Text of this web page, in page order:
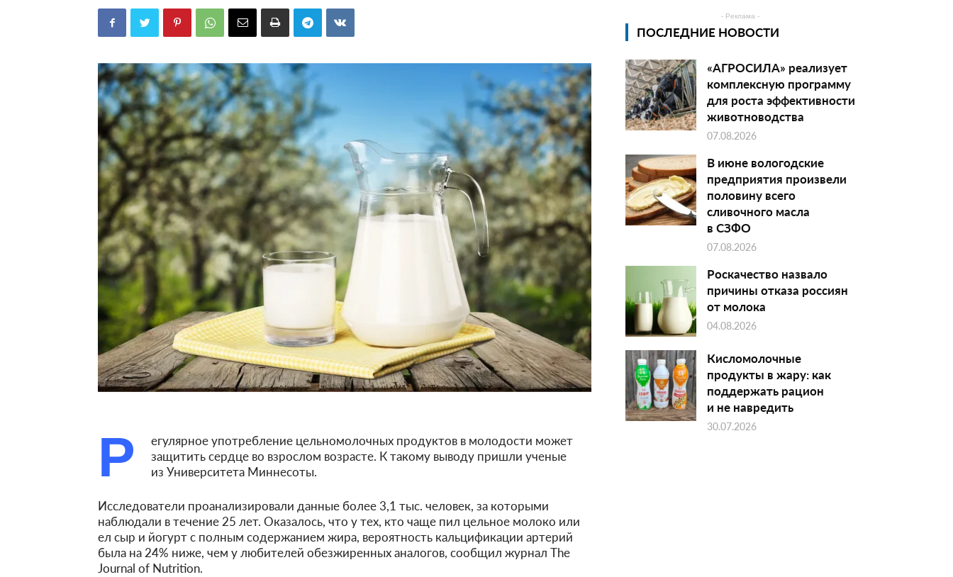
Р
егулярное употребление цельномолочных продуктов в молодости может
защитить сердце во взрослом возрасте. К такому выводу пришли ученые
из Университета Миннесоты.
Исследователи проанализировали данные более 3,1 тыс. человек, за которыми
наблюдали в течение 25 лет. Оказалось, что у тех, кто чаще пил цельное молоко или
ел сыр и йогурт с полным содержанием жира, вероятность кальцификации артерий
была на 24% ниже, чем у любителей обезжиренных аналогов, сообщил журнал The
Journal of Nutrition.
- Реклама -
ПОСЛЕДНИЕ НОВОСТИ
«АГРОСИЛА» реализует
комплексную программу
для роста эффективности
животноводства
07.08.2026
В июне вологодские
предприятия произвели
половину всего
сливочного масла
в СЗФО
07.08.2026
Роскачество назвало
причины отказа россиян
от молока
04.08.2026
Кисломолочные
продукты в жару: как
поддержать рацион
и не навредить
30.07.2026